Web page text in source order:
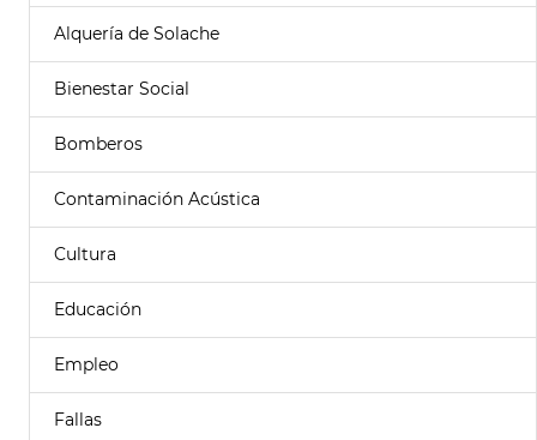
Alquería de Solache
Bienestar Social
Bomberos
Contaminación Acústica
Cultura
Educación
Empleo
Fallas